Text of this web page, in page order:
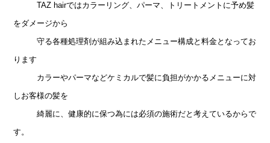
TAZ hairではカラーリング、パーマ、トリートメントに予め髪
をダメージから
守る各種処理剤が組み込まれたメニュー構成と料金となってお
ります
カラーやパーマなどケミカルで髪に負担がかかるメニューに対
し お客様の髪を
綺麗に、健康的に保つ為には必須の施術だと考えているからで
す。